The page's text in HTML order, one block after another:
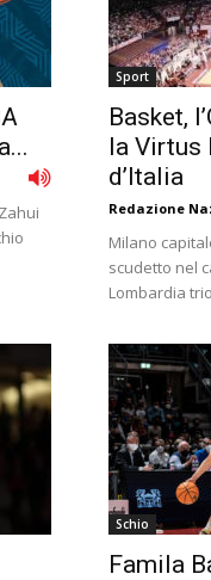
Sport
Basket,
la Virtus
d’Italia
Redazione
Milano
scudetto nel
Lombardia
Schio
Famila